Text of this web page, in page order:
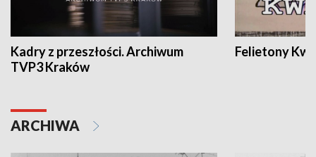
Kadry z przeszłości. Archiwum
TVP3 Kraków
Felietony
ARCHIWA